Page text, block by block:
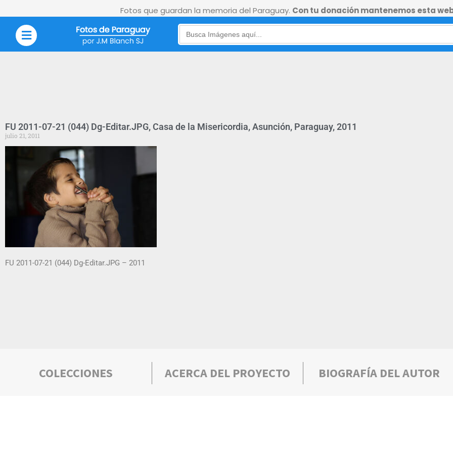
Fotos que guardan la memoria del Paraguay. Con tu donación mantenemos esta
Search
for:
FU 2011-07-21 (044) Dg-Editar.JPG, Casa de la Misericordia, Asunción, Paraguay, 2011
julio 21, 2011
FU 2011-07-21 (044) Dg-Editar.JPG – 2011
COLECCIONES ACERCA DEL PROYECTO BIOGRAFÍA DEL AUTOR